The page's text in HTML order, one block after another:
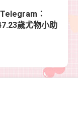
：
歲尤物小助